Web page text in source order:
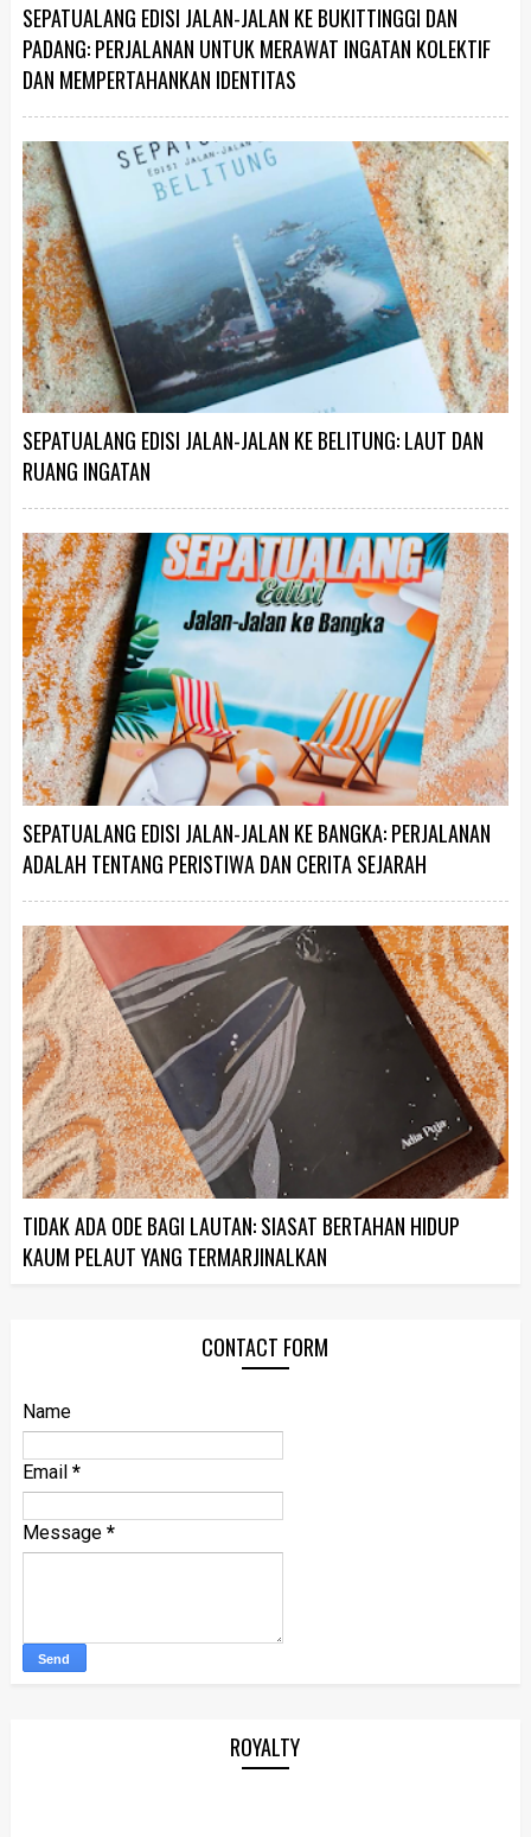
SEPATUALANG EDISI JALAN-JALAN KE BUKITTINGGI DAN
PADANG: PERJALANAN UNTUK MERAWAT INGATAN KOLEKTIF
DAN MEMPERTAHANKAN IDENTITAS
SEPATUALANG EDISI JALAN-JALAN KE BELITUNG: LAUT DAN
RUANG INGATAN
SEPATUALANG EDISI JALAN-JALAN KE BANGKA: PERJALANAN
ADALAH TENTANG PERISTIWA DAN CERITA SEJARAH
TIDAK ADA ODE BAGI LAUTAN: SIASAT BERTAHAN HIDUP
KAUM PELAUT YANG TERMARJINALKAN
CONTACT FORM
Name
Email *
Message *
ROYALTY